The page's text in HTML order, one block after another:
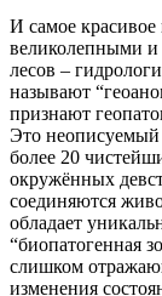
И самое красивое
великолепными и
лесов –
называют
признают
Это неописуемый
более 20
окружённых
соединяются
обладает
“биопатогенная
слишком
изменения